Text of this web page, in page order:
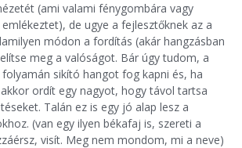
(ami valami fénygombára vagy
de ugye a fejlesztőknek az a
módon a fordítás (akár hangzásban
meg a valóságot. Bár úgy tudom, a
sikító hangot fog kapni és, ha
ordít egy nagyot, hogy távol tartsa
Talán ez is egy jó alap lesz a
(van egy ilyen békafaj is, szereti a
visít. Meg nem mondom, mi a neve)